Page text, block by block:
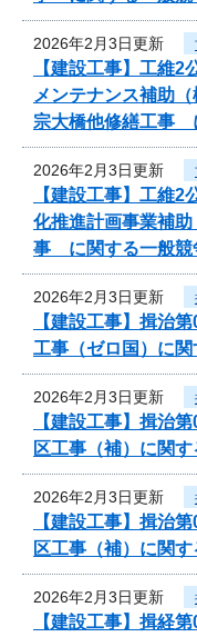
2026年2月3日更新
【建設工事】工維
メンテナンス補助
宗大橋他修繕工事
2026年2月3日更新
【建設工事】工維
化推進計画事業補
事 に関する一般競
2026年2月3日更新
【建設工事】揖治
工事（ゼロ国）に
2026年2月3日更新
【建設工事】揖治
区工事（補）に関
2026年2月3日更新
【建設工事】揖治
区工事（補）に関
2026年2月3日更新
【建設工事】揖経